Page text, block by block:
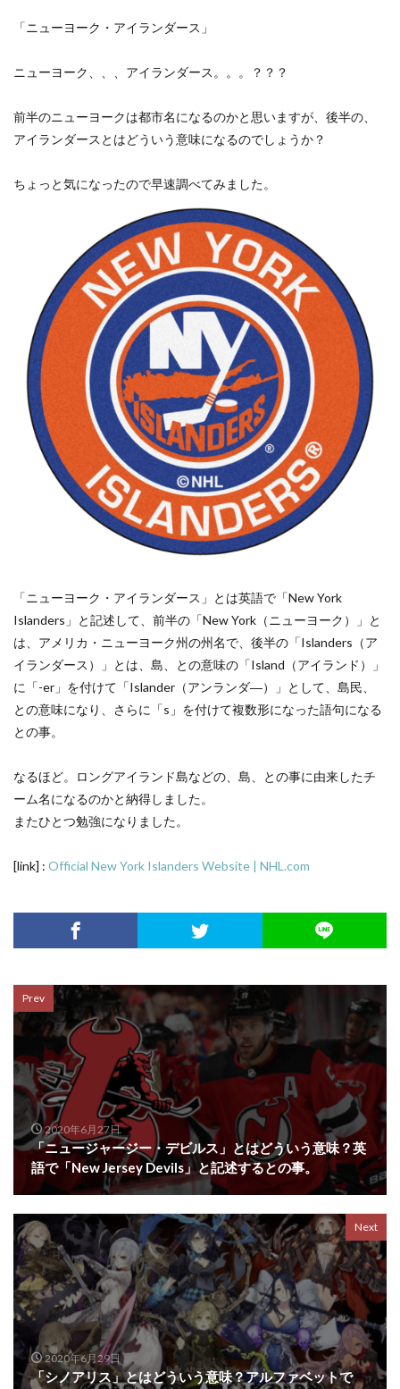
「ニューヨーク・アイランダース」
ニューヨーク、、、アイランダース。。。？？？
前半のニューヨークは都市名になるのかと思いますが、後半の、
アイランダースとはどういう意味になるのでしょうか？
ちょっと気になったので早速調べてみました。
「ニューヨーク・アイランダース」とは英語で「New York
Islanders」と記述して、前半の「New York（ニューヨーク）」と
は、アメリカ・ニューヨーク州の州名で、後半の「Islanders（ア
イランダース）」とは、島、との意味の「Island（アイランド）」
に「-er」を付けて「Islander（アンランダ―）」として、島民、
との意味になり、さらに「s」を付けて複数形になった語句になる
との事。
なるほど。ロングアイランド島などの、島、との事に由来したチ
ーム名になるのかと納得しました。
またひとつ勉強になりました。
[link] : Official New York Islanders Website | NHL.com
Prev
2020年6月27日
「ニュージャージー・デビルス」とはどういう意味？英
語で「New Jersey Devils」と記述するとの事。
Next
2020年6月29日
「シノアリス」とはどういう意味？アルファベットで